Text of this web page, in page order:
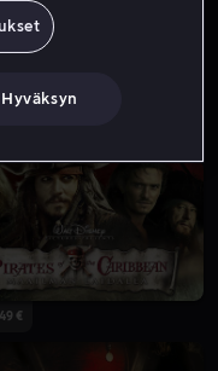
€
Hyväksyn